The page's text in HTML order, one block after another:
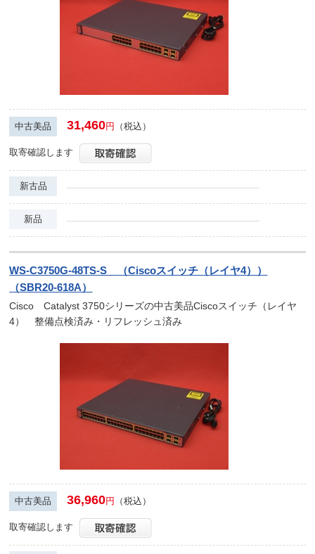
中古美品 31,460円 （税込）
取寄確認します
新古品
新品
WS-C3750G-48TS-S （Ciscoスイッチ（レイヤ4））
（SBR20-618A）
Cisco Catalyst 3750シリーズの中古美品Ciscoスイッチ（レイヤ
4） 整備点検済み・リフレッシュ済み
中古美品 36,960円 （税込）
取寄確認します